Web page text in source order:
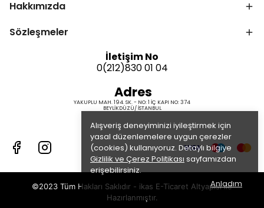
Alışveriş deneyiminizi iyileştirmek için
yasal düzenlemelere uygun çerezler
(cookies) kullanıyoruz. Detaylı bilgiye
Gizlilik ve Çerez Politikası sayfamızdan
erişebilirsiniz.
Anladım
Hakkımızda
Sözleşmeler
İletişim No
0(212)830 01 04
Adres
YAKUPLU MAH. 194. SK. - NO: 1 İÇ KAPI NO: 374
BEYLİKDÜZÜ/ İSTANBUL
©2023 Tüm Hakları Saklıdır - ikas E-Ticaret Altyapısı ile
Hazırlanmıştır.